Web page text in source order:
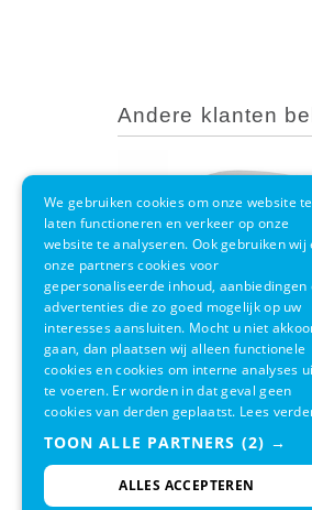
Andere klanten
We gebruiken cookies om onze website te
laten functioneren en verkeer op onze
website te analyseren. Ook gebruiken wij
onze partners cookies voor
gepersonaliseerde inhoud, aanbiedingen
advertenties die zo goed mogelijk op uw
interesses aansluiten. Mocht u niet
gaan, dan plaatsen wij alleen functionele
cookies en cookies om interne analyses
te voeren. Er worden in dat geval geen
cookies van derden geplaatst. Lees
TOON ALLE PARTNERS (2) →
ALLES ACCEPTEREN